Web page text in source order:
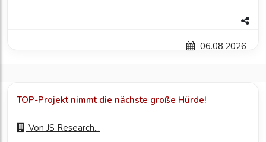
06.08.2026
TOP-Projekt nimmt die nächste große Hürde!
Von JS Research...